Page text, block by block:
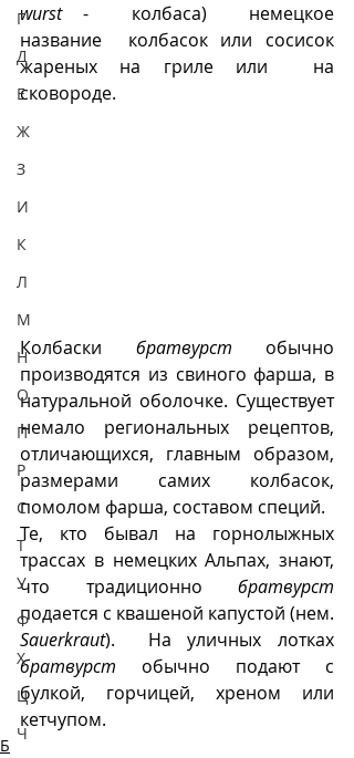
Г
Д
Е
Ж
З
И
К
Л
М
Н
О
П
Р
С
Т
У
Ф
Х
Ц
Ч
wurst -  колбаса)  немецкое
название  колбасок или сосисок
жареных на гриле или  на
сковороде.
Колбаски братвурст обычно
производятся из свиного фарша, в
натуральной оболочке. Существует
немало региональных рецептов,
отличающихся, главным образом,
размерами самих колбасок,
помолом фарша, составом специй.
Те, кто бывал на горнолыжных
трассах в немецких Альпах, знают,
что традиционно братвурст
Sauerkraut
братвурст обычно подают с
булкой, горчицей, хреном или
кетчупом.
Б